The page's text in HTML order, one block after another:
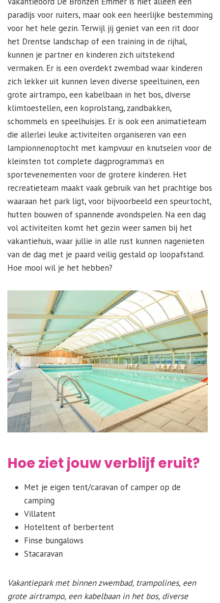
paradijs voor ruiters, maar ook een heerlijke bestemming
voor het hele gezin. Terwijl jij geniet van een rit door
het Drentse landschap of een training in de rijhal,
kunnen je partner en kinderen zich uitstekend
vermaken. Er is een overdekt zwembad waar kinderen
zich lekker uit kunnen leven diverse speeltuinen, een
grote airtrampo, een kabelbaan in het bos, diverse
klimtoestellen, een koprolstang, zandbakken,
schommels en speelhuisjes. Er is ook een animatieteam
die allerlei leuke activiteiten organiseren van een
lampionnenoptocht met kampvuur en knutselen voor de
kleinsten tot complete dagprogramma’s en
sportevenementen voor de grotere kinderen. Het
recreatieteam maakt vaak gebruik van het prachtige bos
waaraan het park ligt, voor bijvoorbeeld een speurtocht,
hutten bouwen of spannende avondspelen. Na een dag
vol activiteiten komt het gezin weer samen bij het
vakantiehuis, waar jullie in alle rust kunnen nagenieten
van de dag met je paard veilig gestald op loopafstand.
Hoe mooi wil je het hebben?
Hoe ziet jouw verblijf eruit?
Met je eigen tent/caravan of camper op de
camping
Villatent
Hoteltent of berbertent
Finse bungalows
Stacaravan
Vakantiepark met binnen zwembad, trampolines, een
grote airtrampo, een kabelbaan in het bos, diverse